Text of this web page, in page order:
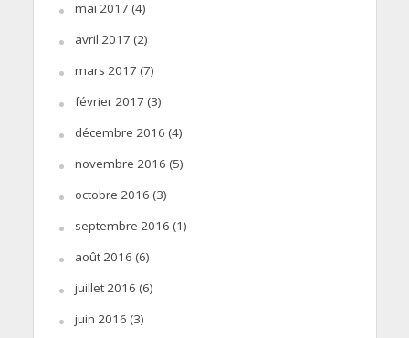
mai 2017 (4)
avril 2017 (2)
mars 2017 (7)
février 2017 (3)
décembre 2016 (4)
novembre 2016 (5)
octobre 2016 (3)
septembre 2016 (1)
août 2016 (6)
juillet 2016 (6)
juin 2016 (3)